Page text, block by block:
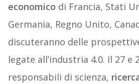
economico di Francia, Stati
Germania, Regno Unito,
discuteranno delle
legate all’industria 4.0. Il 27 e
responsabili di scienza,